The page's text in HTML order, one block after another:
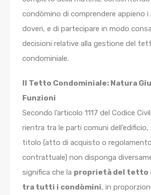
condòmino di comprendere appieno
doveri, e di partecipare in modo
decisioni relative alla gestione del
condominiale.
Il Tetto Condominiale: Natura
Funzioni
Secondo l’articolo 1117 del Codice
rientra tra le parti comuni dell’edificio,
titolo (atto di acquisto o
contrattuale) non disponga
significa che la proprietà del tetto
tra tutti i condòmini, in